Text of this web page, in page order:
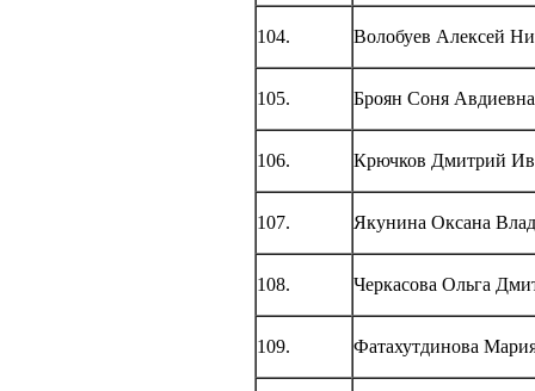
104. Волобуев Алексей
105. Броян Соня Авдиевна
106. Крючков Дмитрий
107. Якунина Оксана
108. Черкасова Ольга
109. Фатахутдинова